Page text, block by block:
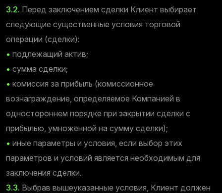
3.2. Перед заключением сделки Клиент выбирает
следующие существенные условия торговой
операции (сделки):
• подлежащий актив;
• сумма сделки;
• комиссия за прибыль (комиссионное
вознаграждение, определяемое Компанией в
одностороннем порядке при закрытии сделки с
прибылью, умноженной на сумму сделки);
• иные параметры и условия, если выбор этих
параметров и условий является необходимым для
заключения сделки.
3.3. Выбрав вышеуказанные условия, Клиент должен